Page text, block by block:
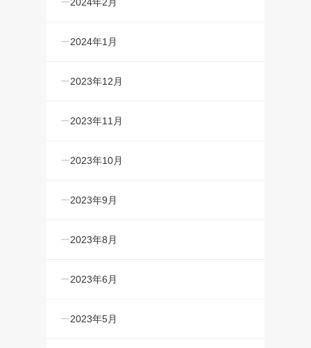
2024年1月
2023年12月
2023年11月
2023年10月
2023年9月
2023年8月
2023年6月
2023年5月